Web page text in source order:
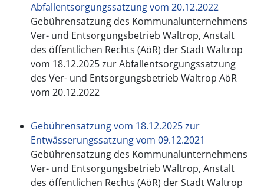
Abfallentsorgungssatzung vom 20.12.2022
Gebührensatzung des Kommunalunternehmens
Ver- und Entsorgungsbetrieb Waltrop, Anstalt
des öffentlichen Rechts (AöR) der Stadt Waltrop
vom 18.12.2025 zur Abfallentsorgungssatzung
des Ver- und Entsorgungsbetrieb Waltrop AöR
vom 20.12.2022
Gebührensatzung vom 18.12.2025 zur
Entwässerungssatzung vom 09.12.2021
Gebührensatzung des Kommunalunternehmens
Ver- und Entsorgungsbetrieb Waltrop, Anstalt
des öffentlichen Rechts (AöR) der Stadt Waltrop